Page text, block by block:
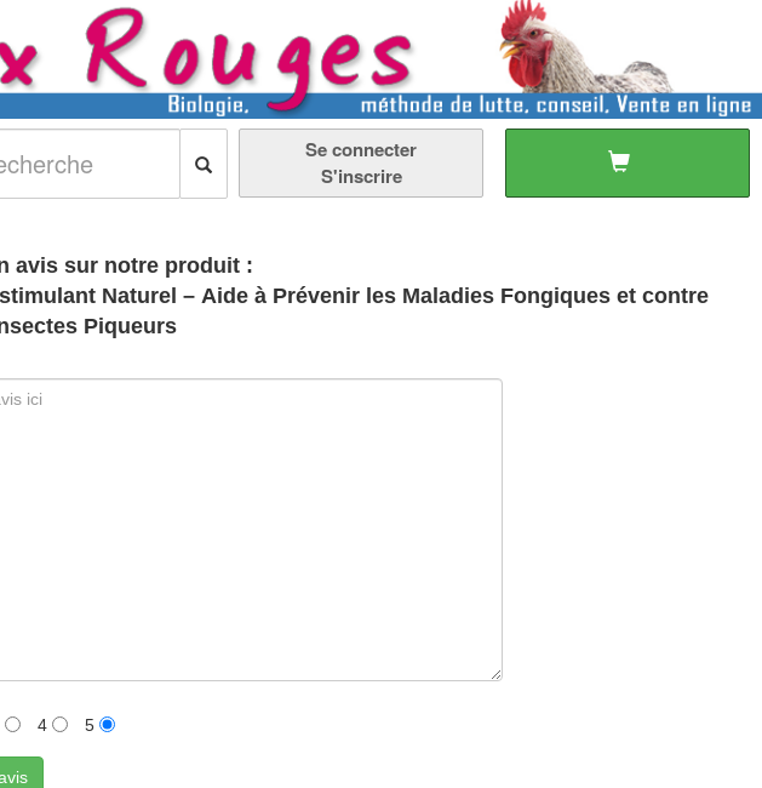
Se connecter
S'inscrire
avis sur notre produit :
Naturel – Aide à Prévenir les Maladies Fongiques et contre
Piqueurs
4 5